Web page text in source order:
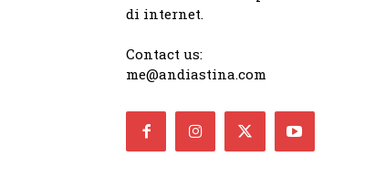
di internet.
Contact us:
me@andiastina.com